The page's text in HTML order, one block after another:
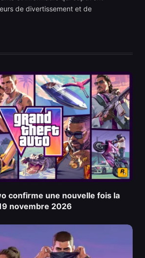
de divertissement et de
confirme une nouvelle fois la
novembre 2026